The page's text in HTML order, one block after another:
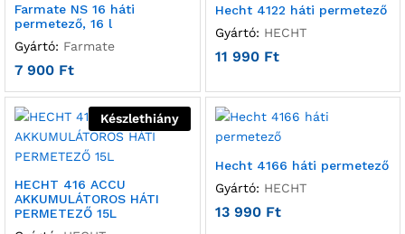
Farmate NS 16 háti
permetező, 16 l
Gyártó: Farmate
7 900 Ft
Hecht 4122 háti permetező
Gyártó: HECHT
11 990 Ft
Készlethiány
HECHT 416 ACCU
AKKUMULÁTOROS HÁTI
PERMETEZŐ 15L
Hecht 4166 háti permetező
Gyártó: HECHT
13 990 Ft